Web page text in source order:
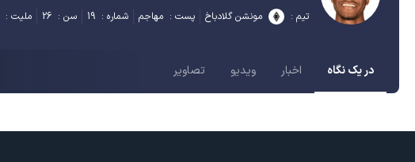
تیم : مونشن گلادباخ پست : مهاجم شماره : 19 سن : 26 ملیت :
در یک نگاه اخبار ویدیو تصاویر